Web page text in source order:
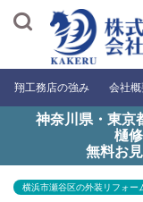
翔工務店の強み 会社
神奈川県・東京
樋
無料お
横浜市瀬谷区の外装リフォー